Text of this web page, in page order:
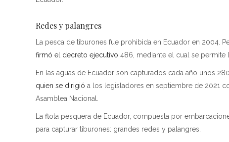
Redes y palangres
La pesca de tiburones fue prohibida en Ecuador en 2004.
firmó el decreto ejecutivo 486, mediante el cual se permite
En las aguas de Ecuador son capturados cada año unos
quien se dirigió a los legisladores en septiembre de 2021
Asamblea Nacional.
La flota pesquera de Ecuador, compuesta por
para capturar tiburones: grandes redes y palangres.